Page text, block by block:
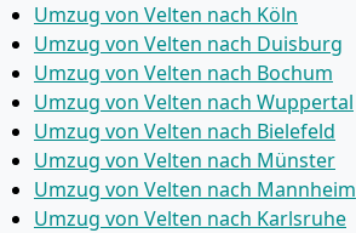
Umzug von Velten nach Köln
Umzug von Velten nach Duisburg
Umzug von Velten nach Bochum
Umzug von Velten nach Wuppertal
Umzug von Velten nach Bielefeld
Umzug von Velten nach Münster
Umzug von Velten nach Mannheim
Umzug von Velten nach Karlsruhe